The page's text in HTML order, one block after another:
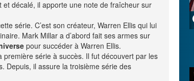
EDITIONS ACTUSF EMAGINAIRE
décalé, il apporte une note de fraîcheur sur
série. C’est son créateur, Warren Ellis qui lui
Mark Millar a d’abord fait ses armes sur
pour succéder à Warren Ellis.
première série à succès. Il fut découvert par les
Depuis, il assure la troisième série des